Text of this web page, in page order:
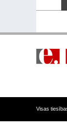
Visas